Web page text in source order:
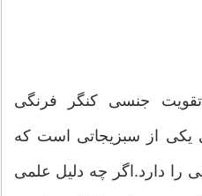
جنسی کنگر فرنگی
از سبزیجاتی است که
دارد.اگر چه دلیل علمی